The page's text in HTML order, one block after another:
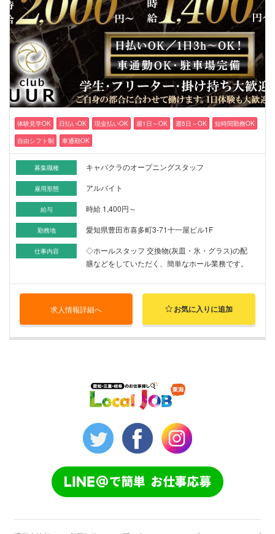
体験見学OK 日払いOK 現金払いOK 週1日～OK 週5日～OK
短時間勤務OK
自由シフト制
車通勤OK
募集職種 キャバクラのオープニングスタッフ
雇用形態 アルバイト
給与 時給 1,400円～
勤務地 愛知県豊田市喜多町3-71十一屋ビル1F
仕事内容
◇ホールスタッフ 交換物(灰皿・氷・グラス)の配
膳などをしていただく、簡単なホール業務です。
求人情報詳細へ お気に入りに追加